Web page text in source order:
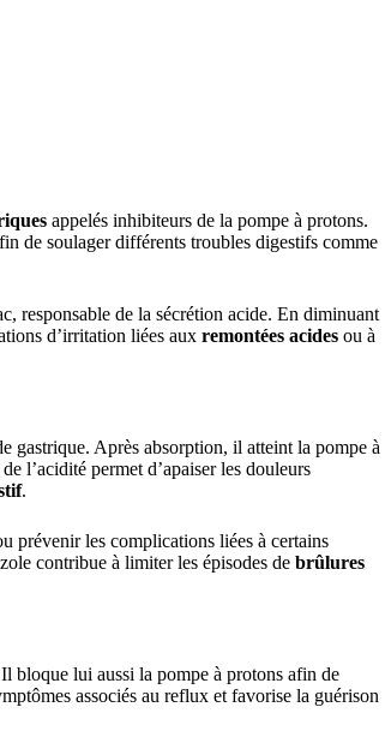
appelés inhibiteurs de la pompe à protons.
de soulager différents troubles digestifs comme
responsable de la sécrétion acide. En diminuant
d’irritation liées aux remontées acides ou à
gastrique. Après absorption, il atteint la pompe à
l’acidité permet d’apaiser les douleurs
.
prévenir les complications liées à certains
contribue à limiter les épisodes de brûlures
bloque lui aussi la pompe à protons afin de
associés au reflux et favorise la guérison